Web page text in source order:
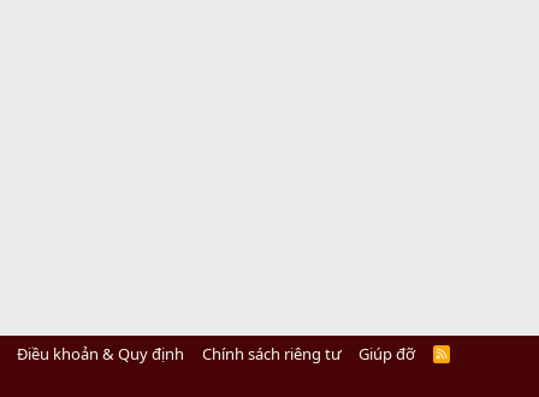
Điều khoản & Quy định Chính sách riêng tư Giúp đỡ
R